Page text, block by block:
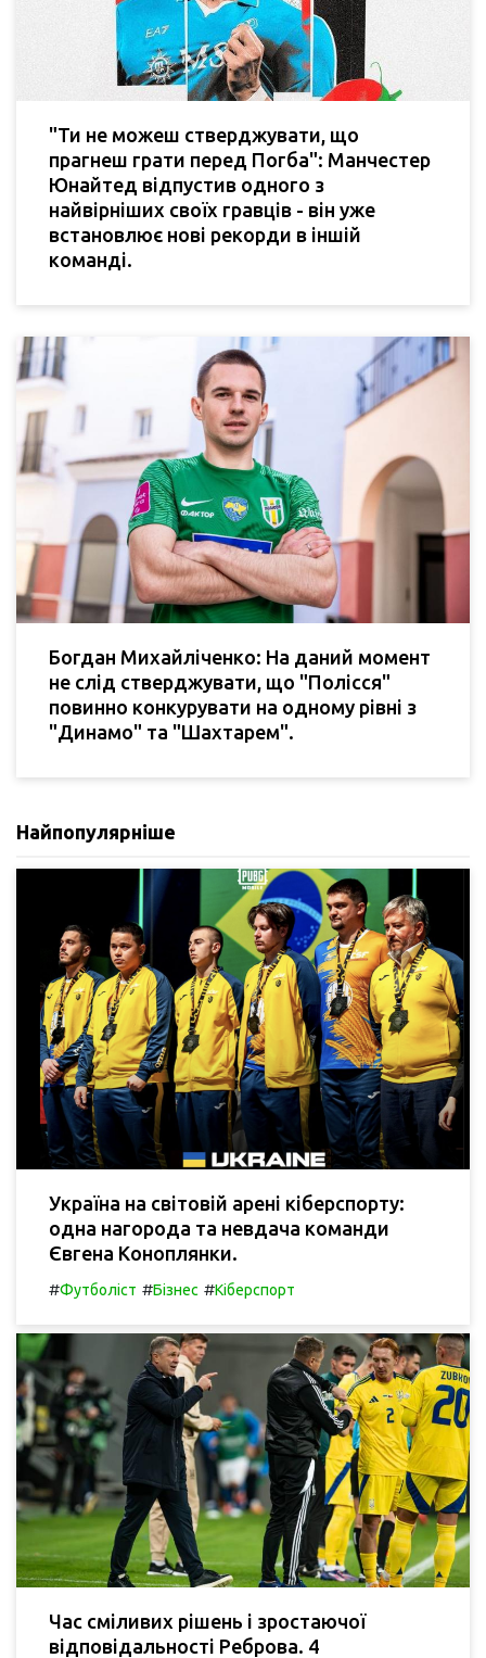
"Ти не можеш стверджувати, що
прагнеш грати перед Погба": Манчестер
Юнайтед відпустив одного з
найвірніших своїх гравців - він уже
встановлює нові рекорди в іншій
команді.
Богдан Михайліченко: На даний момент
не слід стверджувати, що "Полісся"
повинно конкурувати на одному рівні з
"Динамо" та "Шахтарем".
Найпопулярніше
Україна на світовій арені кіберспорту:
одна нагорода та невдача команди
Євгена Коноплянки.
#Футболіст #Бізнес #Кіберспорт
Час сміливих рішень і зростаючої
відповідальності Реброва. 4